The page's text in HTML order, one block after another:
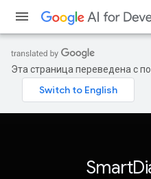
Эта страница переведена с